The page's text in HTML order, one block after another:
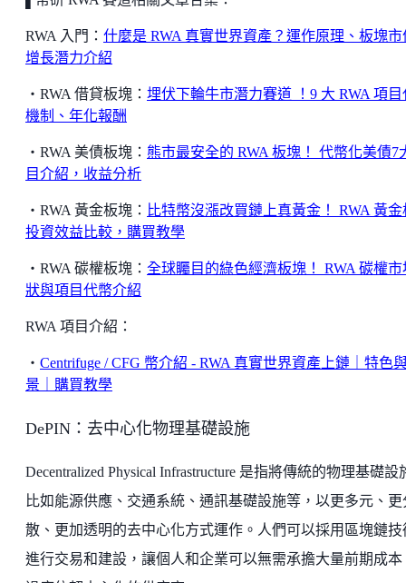
RWA 入門： 什麼是 RWA 真實世界資產？運作原理、板塊市
增長潛力介紹
・RWA 借貸板塊： 埋伏下輪牛市潛力賽道 ！9 大 RWA 項目
機制、年化報酬
・RWA 美債板塊： 熊市最安全的 RWA 板塊！ 代幣化美債7
目介紹，收益分析
・RWA 黃金板塊： 比特幣沒漲改買鏈上真黃金！ RWA 黃金
投資效益比較，購買教學
・RWA 碳權板塊： 全球矚目的綠色經濟板塊！ RWA 碳權市
狀與項目代幣介紹
RWA 項目介紹：
・ Centrifuge / CFG 幣介紹 - RWA 真實世界資產上鏈｜特色
景｜購買教學
DePIN：去中心化物理基礎設施
Decentralized Physical Infrastructure 是指將傳統的物理基礎設
比如能源供應、交通系統、通訊基礎設施等，以更多元、更
散、更加透明的去中心化方式運作。人們可以採用區塊鏈技
進行交易和建設，讓個人和企業可以無需承擔大量前期成本